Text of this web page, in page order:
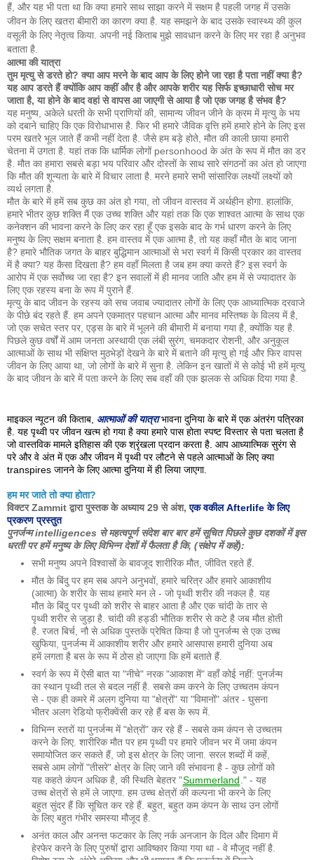
हैं, और यह भी पता था कि क्या हमारे साथ साझा करने में सक्षम है पहली जगह में उसके
जीवन के लिए खतरा बीमारी का कारण क्या है. यह समझने के बाद उसके स्वास्थ्य की कुल
वसूली के लिए नेतृत्व किया. अपनी नई किताब मुझे सावधान करने के लिए मर रहा है अनुभव
बताता है.
आत्मा की यात्रा
तुम मृत्यु से डरते हो? क्या आप मरने के बाद आप के लिए होने जा रहा है पता नहीं क्या है?
यह आप डरते हैं क्योंकि आप कहीं और है और आपके शरीर यह सिर्फ इच्छाधारी सोच मर
जाता है, या होने के बाद वहां से वापस आ जाएगी से आया है जो एक जगह है संभव है?
यह मनुष्य, अकेले धरती के सभी प्राणियों की, सामान्य जीवन जीने के क्रम में मृत्यु के भय
को दबाने चाहिए कि एक विरोधाभास है. फिर भी हमारे जैविक वृत्ति हमें हमारे होने के लिए इस
परम खतरे भूल जाते हैं कभी नहीं देता है. जैसे हम बड़े होते, मौत की काली छाया हमारी
चेतना में उगता है. यहां तक ​​कि धार्मिक लोगों personhood के अंत के रूप में मौत का डर
है. मौत का हमारा सबसे बड़ा भय परिवार और दोस्तों के साथ सारे संगठनों का अंत हो जाएगा
कि मौत की शून्यता के बारे में विचार लाता है. मरने हमारे सभी सांसारिक लक्ष्यों लक्ष्यों को
व्यर्थ लगता है.
मौत के बारे में हमें सब कुछ का अंत हो गया, तो जीवन वास्तव में अर्थहीन होगा. हालांकि,
हमारे भीतर कुछ शक्ति मैं एक उच्च शक्ति और यहां तक ​​कि एक शाश्वत आत्मा के साथ एक
कनेक्शन की भावना करने के लिए कर रहा हूँ एक इसके बाद के गर्भ धारण करने के लिए
मनुष्य के लिए सक्षम बनाता है. हम वास्तव में एक आत्मा है, तो यह कहाँ मौत के बाद जाना
है? हमारे भौतिक जगत के बाहर बुद्धिमान आत्माओं से भरा स्वर्ग में किसी प्रकार का वास्तव
में है क्या? यह कैसा दिखता है? हम वहाँ मिलता है जब हम क्या करते हैं? इस स्वर्ग के
आरोप में एक सर्वोच्च जा रहा है? इन सवालों में ही मानव जाति और हम में से ज्यादातर के
लिए एक रहस्य बना के रूप में पुराने हैं.
मृत्यु के बाद जीवन के रहस्य को सच जवाब ज्यादातर लोगों के लिए एक आध्यात्मिक दरवाजे
के पीछे बंद रहते हैं. हम अपने एकमात्र पहचान आत्मा और मानव मस्तिष्क के विलय में है,
जो एक सचेत स्तर पर, एड्स के बारे में भूलने की बीमारी में बनाया गया है, क्योंकि यह है.
पिछले कुछ वर्षों में आम जनता अस्थायी एक लंबी सुरंग, चमकदार रोशनी, और अनुकूल
आत्माओं के साथ भी संक्षिप्त मुठभेड़ों देखने के बारे में बताने की मृत्यु हो गई और फिर वापस
जीवन के लिए आया था, जो लोगों के बारे में सुना है. लेकिन इन खातों में से कोई भी हमें मृत्यु
के बाद जीवन के बारे में पता करने के लिए सब वहाँ की एक झलक से अधिक दिया गया है.
माइकल न्यूटन की किताब, आत्माओं की यात्राभावना दुनिया के बारे में एक अंतरंग पत्रिका
है. यह पृथ्वी पर जीवन खत्म हो गया है क्या हमारे पास होता स्पष्ट विस्तार से पता चलता है
जो वास्तविक मामले इतिहास की एक श्रृंखला प्रदान करता है. आप आध्यात्मिक सुरंग से
परे और वे अंत में एक और जीवन में पृथ्वी पर लौटने से पहले आत्माओं के लिए क्या
transpires जानने के लिए आत्मा दुनिया में ही लिया जाएगा.
हम मर जाते तो क्या होता?
विक्टर Zammit द्वारा पुस्तक के अध्याय 29 से अंश,एक वकील Afterlife के लिए
प्रकरण प्रस्तुत
पुनर्जन्म intelligences से महत्वपूर्ण संदेश बार बार हमें सूचित पिछले कुछ दशकों में इस
धरती पर हमें मनुष्य के लिए विभिन्न देशों में फैलता है कि, (संक्षेप में कहें):
सभी मनुष्य अपने विश्वासों के बावजूद शारीरिक मौत, जीवित रहते हैं.
मौत के बिंदु पर हम सब अपने अनुभवों, हमारे चरित्र और हमारे आकाशीय
(आत्मा) के शरीर के साथ हमारे मन ले - जो पृथ्वी शरीर की नकल है. यह
मौत के बिंदु पर पृथ्वी को शरीर से बाहर आता है और एक चांदी के तार से
पृथ्वी शरीर से जुड़ा है. चांदी की हड्डी भौतिक शरीर से कटे है जब मौत होती
है. रजत बिर्च, नौ से अधिक पुस्तकें प्रेषित किया है जो पुनर्जन्म से एक उच्च
खुफिया, पुनर्जन्म में आकाशीय शरीर और हमारे आसपास हमारी दुनिया अब
हमें लगता है बस के रूप में ठोस हो जाएगा कि हमें बताते हैं.
स्वर्ग के रूप में ऐसी बात या "नीचे" नरक "आकाश में" वहाँ कोई नहीं: पुनर्जन्म
का स्थान पृथ्वी तल से बदल नहीं है. सबसे कम करने के लिए उच्चतम कंपन
से - एक ही कमरे में अलग दुनिया या "क्षेत्रों" या "विमानों" अंतर - घुसना
भीतर अलग रेडियो फ्रीक्वेंसी कर रहे हैं बस के रूप में.
विभिन्न स्तरों या पुनर्जन्म में "क्षेत्रों" कर रहे हैं - सबसे कम कंपन से उच्चतम
करने के लिए. शारीरिक मौत पर हम पृथ्वी पर हमारे जीवन भर में जमा कंपन
समायोजित कर सकते हैं, जो इस क्षेत्र के लिए जाना. सरल शब्दों में कहें,
सबसे आम लोगों "तीसरे" क्षेत्र के लिए जाने की संभावना है - कुछ लोगों को
यह कहते कंपन अधिक है, की स्थिति बेहतर "Summerland ." - यह
उच्च क्षेत्रों से हमें ले जाएगा. हम उच्च क्षेत्रों की कल्पना भी करने के लिए
बहुत सुंदर हैं कि सूचित कर रहे हैं. बहुत, बहुत कम कंपन के साथ उन लोगों
के लिए बहुत गंभीर समस्या मौजूद है.
अनंत काल और अनन्त फटकार के लिए नर्क अनजान के दिल और दिमाग में
हेरफेर करने के लिए पुरुषों द्वारा आविष्कार किया गया था - वे मौजूद नहीं है.